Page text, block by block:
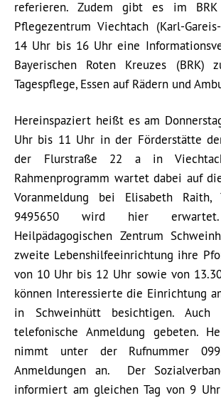
referieren. Zudem gibt es im BRK
Pflegezentrum Viechtach (Karl-
14 Uhr bis 16 Uhr eine
Bayerischen Roten Kreuzes (BRK)
Tagespflege, Essen auf Rädern und
Hereinspaziert heißt es am
Uhr bis 11 Uhr in der Förderstätte
der Flurstraße 22 a in
Rahmenprogramm wartet dabei auf
Voranmeldung bei Elisabeth Raith,
9495650 wird hier
Heilpädagogischen Zentrum
zweite Lebenshilfeeinrichtung ihre
von 10 Uhr bis 12 Uhr sowie von
können Interessierte die Einrichtung
in Schweinhütt besichtigen.
telefonische Anmeldung gebeten.
nimmt unter der Rufnummer
Anmeldungen an. Der
informiert am gleichen Tag von 9